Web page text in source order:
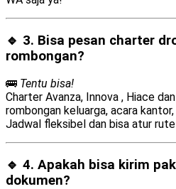
🔹 3. Bisa pesan charter
rombongan?
🚌 Tentu bisa!
Charter Avanza, Innova , Hiace
rombongan keluarga, acara
Jadwal fleksibel dan bisa atur
🔹 4. Apakah bisa kirim
dokumen?